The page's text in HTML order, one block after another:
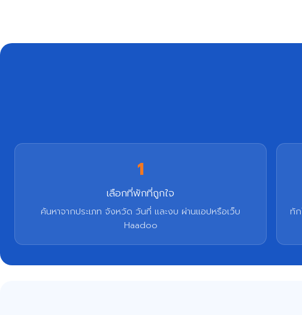
1
เลือกที่พักที่ถูกใจ
ค้นหาจากประเภท จังหวัด วันที่ และงบ ผ่านแอปหรือเว็บ
Haadoo
ทั